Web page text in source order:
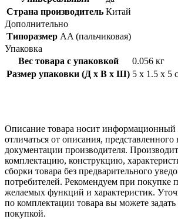
Страна производитель Китай
Дополнительно
Типоразмер AA (пальчиковая)
Упаковка
Вес товара с упаковкой
0.056 кг
Размер упаковки (Д x В x Ш) 5 x 1.5 x 5
Описание товара носит информационный
отличаться от описания, представленного
документации производителя.
комплектацию, конструкцию,
сборки товара без предварительного
потребителей. Рекомендуем при покупке
желаемых функций и характеристик.
по комплектации товара вы можете
покупкой.